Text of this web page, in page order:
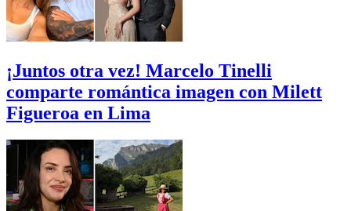
¡Juntos otra vez! Marcelo Tinelli
comparte romántica imagen con Milett
Figueroa en Lima